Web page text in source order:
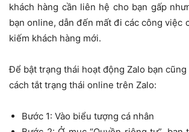
khách hàng cần liên hệ cho bạn gấp
bạn online, dẫn đến mất đi các công việc
kiếm khách hàng mới.
Để bật trạng thái hoạt động Zalo bạn
cách tắt trạng thái online trên Zalo:
Bước 1: Vào biểu tượng cá nhân